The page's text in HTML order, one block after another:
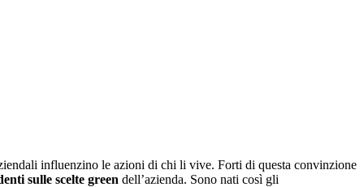
influenzino le azioni di chi li vive. Forti di questa convinzione
sulle scelte green dell’azienda. Sono nati così gli